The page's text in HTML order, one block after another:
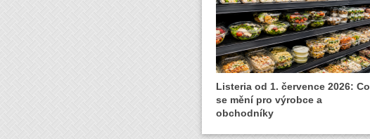
Listeria od 1. července 2026: Co
se mění pro výrobce a
obchodníky